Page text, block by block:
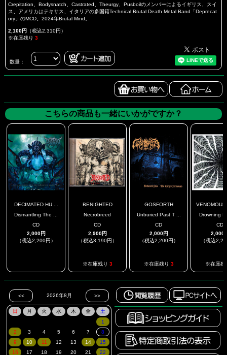
Crepitation、Bodysnatch、Castrated、Theurgy、Pusboilのメンバーによるイギリス、スイ
ス、アメリカはテキサス、イタリアの多国籍Technical Brutal Death Metal Band「Deprecat
ory」のMCD。2024年Brutal Mind。
2,100円 （税込2,310円）
※在庫残り 3
数量：
こちらの商品も一緒にいかがですか？
DECIMATED HU ...
Dismantling The ...
CD
2,000円
（税込2,200円）
BENIGHTED
Necrobreed
CD
2,900円
（税込3,190円）
※在庫残り 3
GOSFORTH
Unburied Past T ...
CD
2,000円
（税込2,200円）
※在庫残り 3
Drowning
CD
2,000
（税込
※在庫残